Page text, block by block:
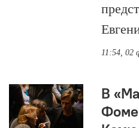
11:54, 02
В